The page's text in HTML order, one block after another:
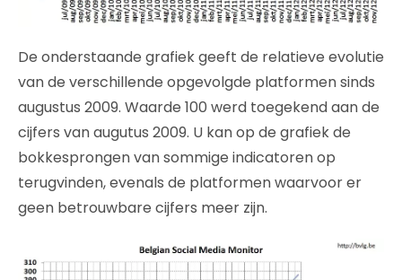
De onderstaande grafiek geeft de relatieve evolutie
van de verschillende opgevolgde platformen sinds
augustus 2009. Waarde 100 werd toegekend aan de
cijfers van augutus 2009. U kan op de grafiek de
bokkesprongen van sommige indicatoren op
terugvinden, evenals de platformen waarvoor er
geen betrouwbare cijfers meer zijn.